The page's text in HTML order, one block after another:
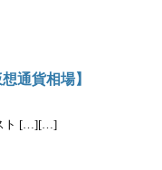
通貨相場】
ト […][…]